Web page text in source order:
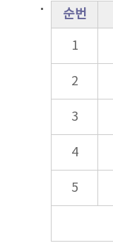
순번
1
2
3
4
5